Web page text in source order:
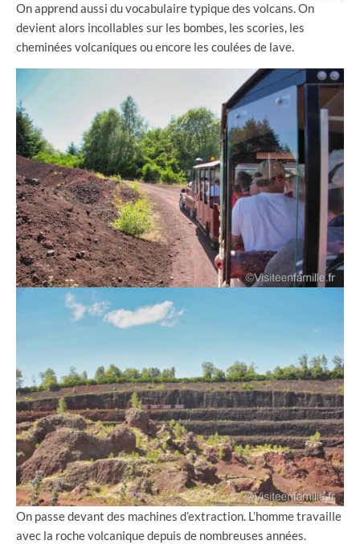
On apprend aussi du vocabulaire typique des volcans. On
devient alors incollables sur les bombes, les scories, les
cheminées volcaniques ou encore les coulées de lave.
On passe devant des machines d’extraction. L’homme travaille
avec la roche volcanique depuis de nombreuses années.